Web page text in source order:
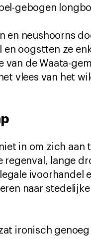
gebogen
en neushoorns
en oogstten ze
van de Waata-
vlees van het
in om zich aan
regenval, lange
ivoorhandel
naar
ironisch